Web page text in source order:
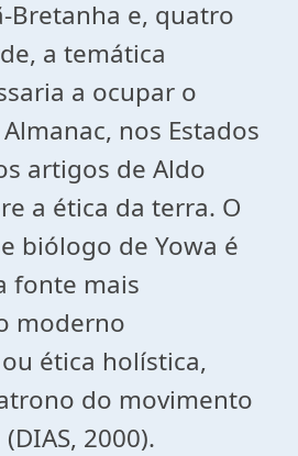
Bretanha e, quatro
a temática
a ocupar o
nos Estados
artigos de Aldo
a ética da terra. O
biólogo de Yowa é
fonte mais
moderno
ética holística,
do movimento
2000).